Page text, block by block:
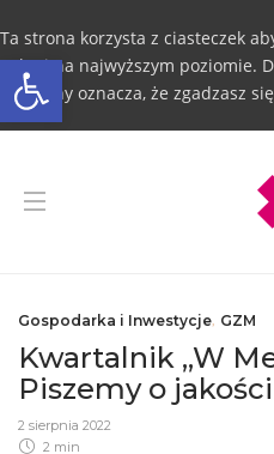
Otwórz pasek narzędzi
Ta strona korzysta z ciasteczek
usługi na najwyższym poziomie.
ze strony oznacza, że zgadzasz
Gospodarka i Inwestycje, GZM
Kwartalnik „W
Piszemy o
2 sierpnia 2022
2 min